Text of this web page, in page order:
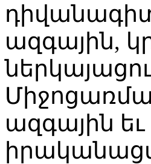
ազգային,
ազգային